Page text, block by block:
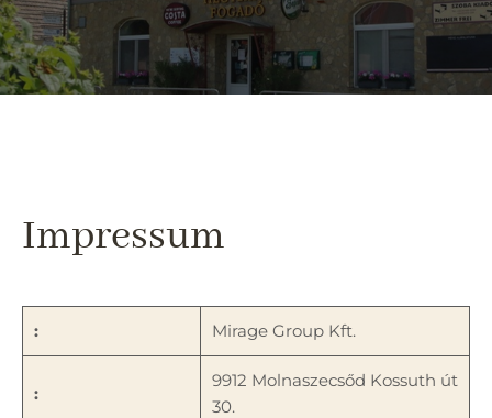
Impressum
: Mirage Group Kft.
:
9912 Molnaszecsőd Kossuth út
30.